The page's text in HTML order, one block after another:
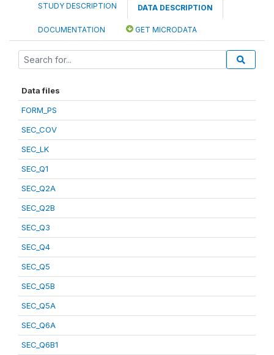
STUDY DESCRIPTION DATA DESCRIPTION
DOCUMENTATION GET MICRODATA
Data files
FORM_PS
SEC_COV
SEC_LK
SEC_Q1
SEC_Q2A
SEC_Q2B
SEC_Q3
SEC_Q4
SEC_Q5
SEC_Q5B
SEC_Q5A
SEC_Q6A
SEC_Q6B1